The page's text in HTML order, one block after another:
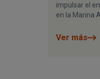
impulsar el
en la Marina
Ver más